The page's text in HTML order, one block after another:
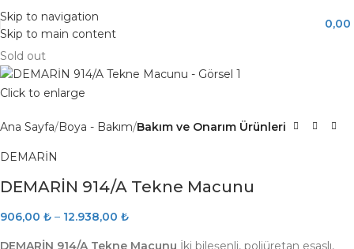
Skip to navigation
Skip to main content
0,00
Sold out
Click to enlarge
Ana Sayfa Boya - Bakım Bakım ve Onarım Ürünleri
DEMARİN
DEMARİN 914/A Tekne Macunu
906,00 ₺ – 12.938,00 ₺
DEMARİN 914/A Tekne Macunu İki bileşenli, poliüretan esaslı,